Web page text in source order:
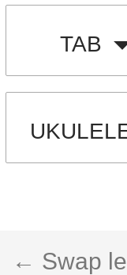
TAB
← Swap